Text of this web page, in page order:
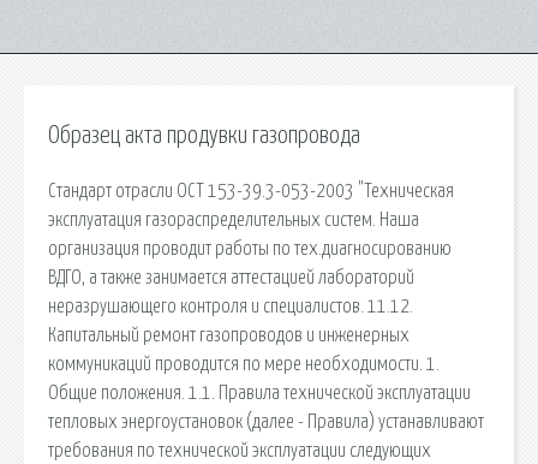
Образец акта продувки газопровода
Стандарт отрасли ОСТ 153-39.3-053-2003 "Техническая
эксплуатация газораспределительных систем. Наша
организация проводит работы по тех.диагносированию
ВДГО, а также занимается аттестацией лабораторий
неразрушающего контроля и специалистов. 11.12.
Капитальный ремонт газопроводов и инженерных
коммуникаций проводится по мере необходимости. 1.
Общие положения. 1.1. Правила технической эксплуатации
тепловых энергоустановок (далее - Правила) устанавливают
требования по технической эксплуатации следующих